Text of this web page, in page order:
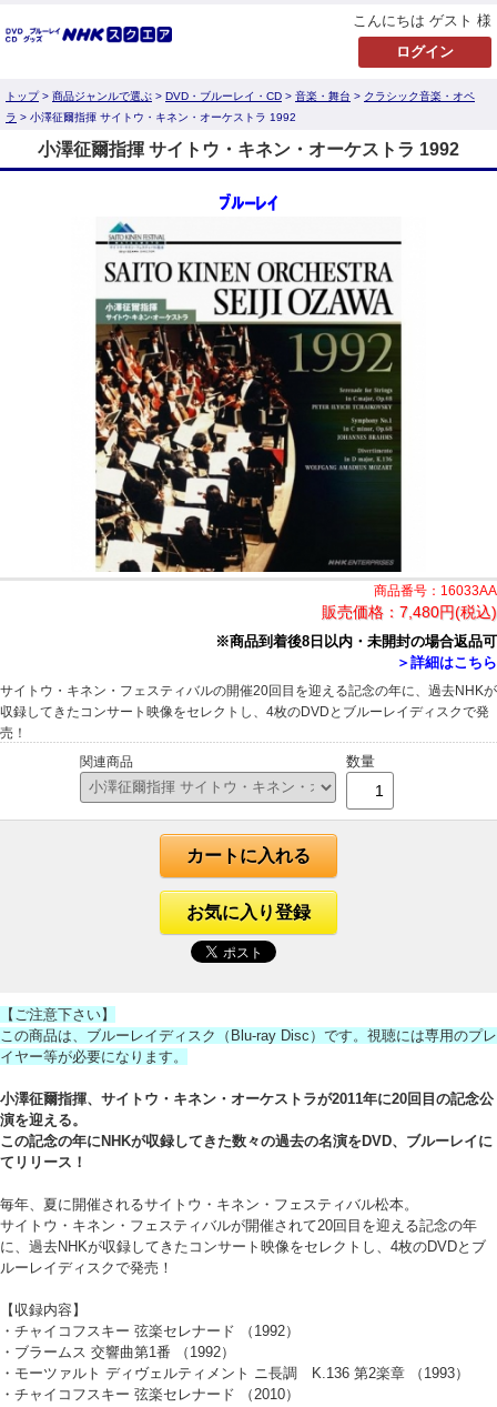
こんにちは ゲスト 様
トップ> 商品ジャンルで選ぶ > DVD・ブルーレイ・CD > 音楽・舞台 > クラシック音楽・オペ
ラ > 小澤征爾指揮 サイトウ・キネン・オーケストラ 1992
小澤征爾指揮 サイトウ・キネン・オーケストラ 1992
商品番号：16033AA
販売価格： 7,480円(税込)
※商品到着後8日以内・未開封の場合返品可
＞詳細はこちら
サイトウ・キネン・フェスティバルの開催20回目を迎える記念の年に、過去NHKが
収録してきたコンサート映像をセレクトし、4枚のDVDとブルーレイディスクで発
売！
関連商品
数量
カートに入れる
お気に入り登録
【ご注意下さい】
この商品は、ブルーレイディスク（Blu-ray Disc）です。視聴には専用のプレ
イヤー等が必要になります。
小澤征爾指揮、サイトウ・キネン・オーケストラが2011年に20回目の記念公
演を迎える。
この記念の年にNHKが収録してきた数々の過去の名演をDVD、ブルーレイに
てリリース！
毎年、夏に開催されるサイトウ・キネン・フェスティバル松本。
サイトウ・キネン・フェスティバルが開催されて20回目を迎える記念の年
に、過去NHKが収録してきたコンサート映像をセレクトし、4枚のDVDとブ
ルーレイディスクで発売！
【収録内容】
・チャイコフスキー 弦楽セレナード （1992）
・ブラームス 交響曲第1番 （1992）
・モーツァルト ディヴェルティメント ニ長調 K.136 第2楽章 （1993）
・チャイコフスキー 弦楽セレナード （2010）